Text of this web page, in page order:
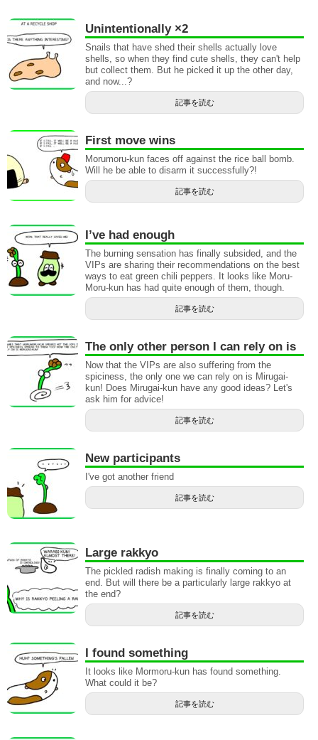
Unintentionally ×2
Snails that have shed their shells actually love
shells, so when they find cute shells, they can't help
but collect them. But he picked it up the other day,
and now...?
記事を読む
First move wins
Morumoru-kun faces off against the rice ball bomb.
Will he be able to disarm it successfully?!
記事を読む
I’ve had enough
The burning sensation has finally subsided, and the
VIPs are sharing their recommendations on the best
ways to eat green chili peppers. It looks like Moru-
Moru-kun has had quite enough of them, though.
記事を読む
The only other person I can rely on is
Now that the VIPs are also suffering from the
spiciness, the only one we can rely on is Mirugai-
kun! Does Mirugai-kun have any good ideas? Let's
ask him for advice!
記事を読む
New participants
I've got another friend
記事を読む
Large rakkyo
The pickled radish making is finally coming to an
end. But will there be a particularly large rakkyo at
the end?
記事を読む
I found something
It looks like Mormoru-kun has found something.
What could it be?
記事を読む